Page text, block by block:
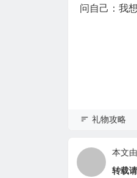
问自己：我
礼物攻略
本文由
转载